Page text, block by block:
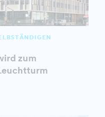
zum